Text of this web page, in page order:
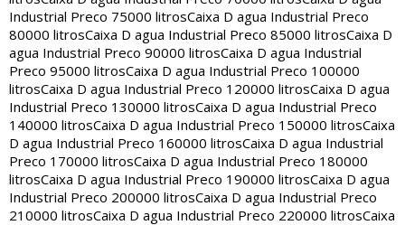
Industrial Preco 75000 litrosCaixa D agua Industrial Preco
80000 litrosCaixa D agua Industrial Preco 85000 litrosCaixa D
agua Industrial Preco 90000 litrosCaixa D agua Industrial
Preco 95000 litrosCaixa D agua Industrial Preco 100000
litrosCaixa D agua Industrial Preco 120000 litrosCaixa D agua
Industrial Preco 130000 litrosCaixa D agua Industrial Preco
140000 litrosCaixa D agua Industrial Preco 150000 litrosCaixa
D agua Industrial Preco 160000 litrosCaixa D agua Industrial
Preco 170000 litrosCaixa D agua Industrial Preco 180000
litrosCaixa D agua Industrial Preco 190000 litrosCaixa D agua
Industrial Preco 200000 litrosCaixa D agua Industrial Preco
210000 litrosCaixa D agua Industrial Preco 220000 litrosCaixa